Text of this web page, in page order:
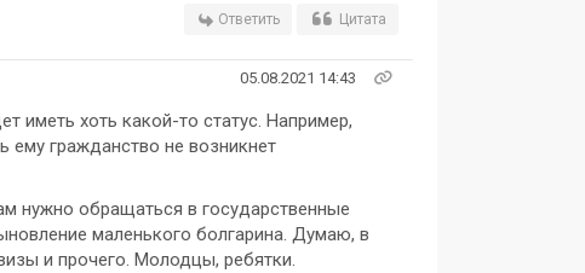
Ответить Цитата
05.08.2021 14:43
иметь хоть какой-то статус. Например,
ему гражданство не возникнет
нужно обращаться в государственные
маленького болгарина. Думаю, в
и прочего. Молодцы, ребятки.